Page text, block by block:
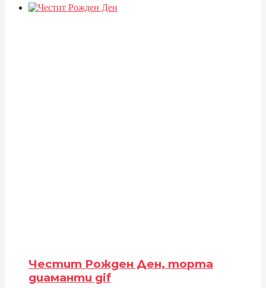
Честит Рожден Ден, торта
диаманти gif